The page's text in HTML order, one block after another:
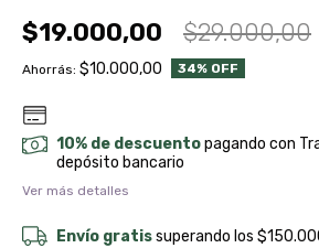
$19.000,00 $29.000,00
Ahorrás: $10.000,00 34% OFF
10% de descuentopagando con
depósito bancario
Ver más detalles
Envío gratissuperando los